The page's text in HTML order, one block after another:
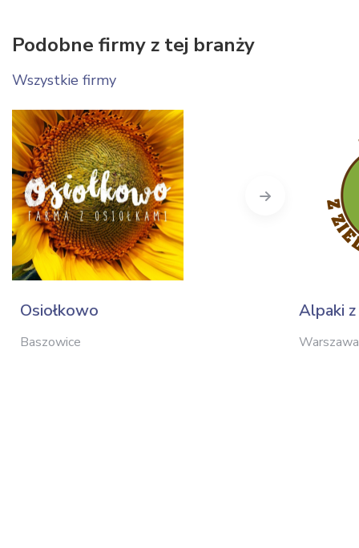
Podobne firmy z tej branży
Wszystkie firmy
Osiołkowo
Baszowice
Alpaki
Warszawa